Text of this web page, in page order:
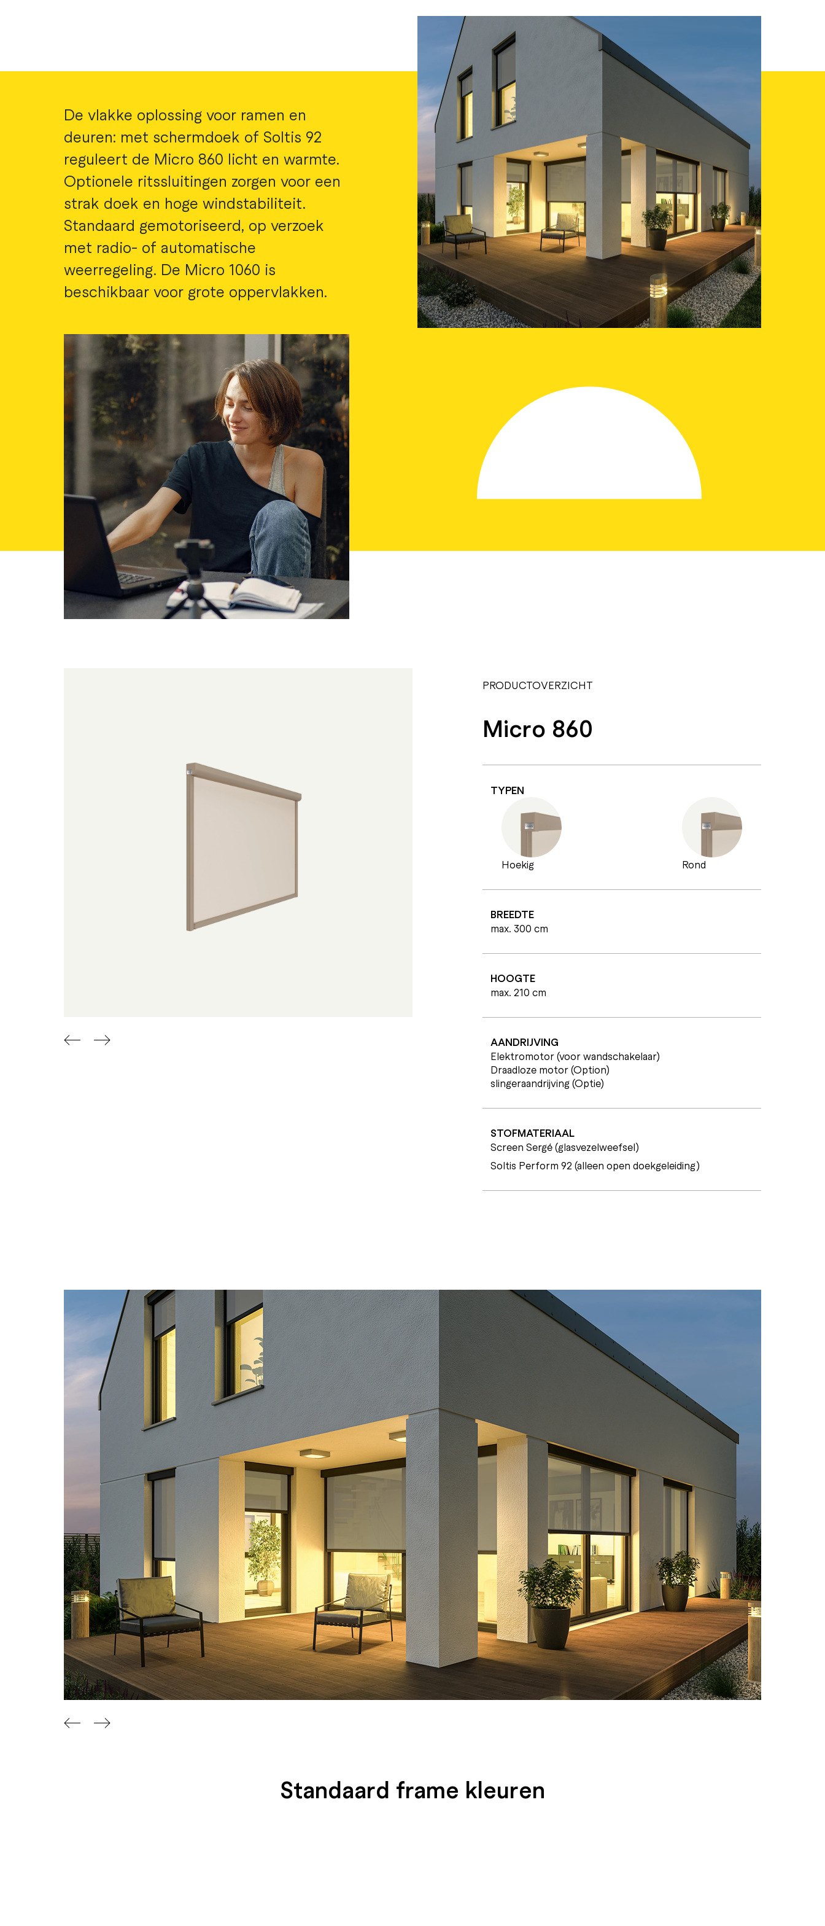
De vlakke oplossing voor ramen en
deuren: met schermdoek of Soltis 92
reguleert de Micro 860 licht en warmte.
Optionele ritssluitingen zorgen voor een
strak doek en hoge windstabiliteit.
Standaard gemotoriseerd, op verzoek
met radio- of automatische
weerregeling. De Micro 1060 is
beschikbaar voor grote oppervlakken.
PRODUCTOVERZICHT
Micro 860
TYPEN
Hoekig Rond
BREEDTE
max. 300 cm
HOOGTE
max. 210 cm
AANDRIJVING
Elektromotor (voor wandschakelaar)
Draadloze motor (Option)
slingeraandrijving (Optie)
STOFMATERIAAL
Screen Sergé (glasvezelweefsel)
Soltis Perform 92 (alleen open doekgeleiding)
I
C
A
T
Standaard frame kleuren